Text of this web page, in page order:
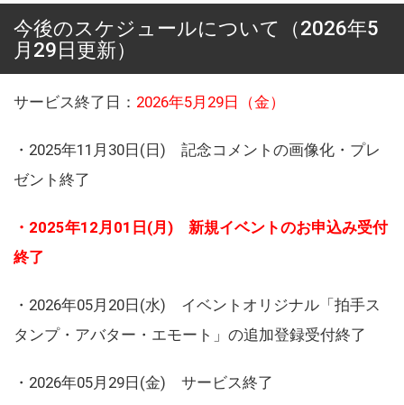
今後のスケジュールについて（2026年5
月29日更新）
サービス終了日： 2026年5月29日（金）
・2025年11月30日(日) 記念コメントの画像化・プレ
ゼント終了
・2025年12月01日(月) 新規イベントのお申込み受付
終了
・2026年05月20日(水) イベントオリジナル「拍手ス
タンプ・アバター・エモート」の追加登録受付終了
・2026年05月29日(金) サービス終了